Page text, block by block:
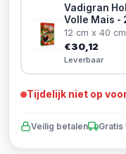
Vadigran
Volle Mais -
12 cm x 40 cm
€30,12
Leverbaar
Tijdelijk niet op
Veilig betalen